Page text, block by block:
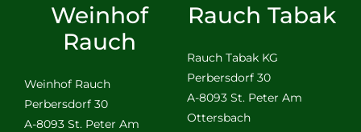
Weinhof
Rauch
Weinhof Rauch
Perbersdorf 30
A-8093 St. Peter Am
Rauch Tabak
Rauch Tabak KG
Perbersdorf 30
A-8093 St. Peter Am
Ottersbach